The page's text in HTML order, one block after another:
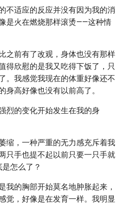
不适应的反应并没有因为我的消
是火在燃烧那样滚烫——这种情
之前有了改观，身体也没有那样
得欣慰的是我又吃得下饭了，只
。我感觉我现在的体重好像还不
身高好像也没有以前高了。
烈的变化开始发生在我的身
缩，一种严重的无力感充斥着我
只手也提不起以前只要一只手就
怎么了？
我的胸部开始莫名地肿胀起来，
觉，好像是在发育一样。我明显